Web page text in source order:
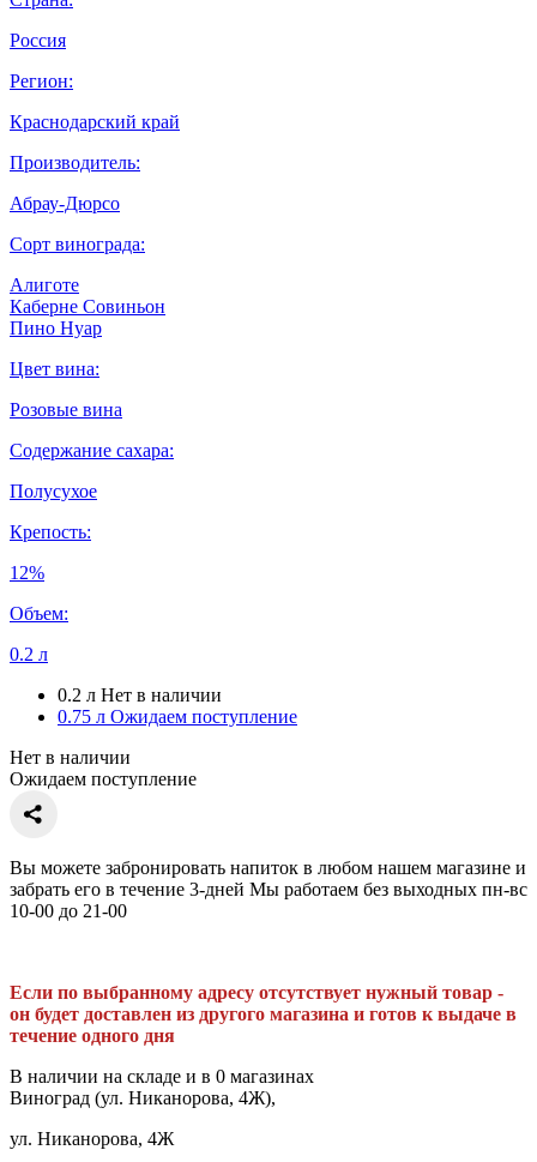
Россия
Регион:
Краснодарский край
Производитель:
Абрау-Дюрсо
Сорт винограда:
Алиготе
Каберне Совиньон
Пино Нуар
Цвет вина:
Розовые вина
Содержание сахара:
Полусухое
Крепость:
12%
Объем:
0.2 л
0.2 л Нет в наличии
0.75 л Ожидаем поступление
Нет в наличии
Ожидаем поступление
Вы можете забронировать напиток в любом нашем магазине и
забрать его в течение 3-дней Мы работаем без выходных пн-вс
10-00 до 21-00
Если по выбранному адресу отсутствует нужный товар -
он будет доставлен из другого магазина и готов к выдаче в
течение одного дня
В наличии на складе и в 0 магазинах
Виноград (ул. Никанорова, 4Ж),
ул. Никанорова, 4Ж